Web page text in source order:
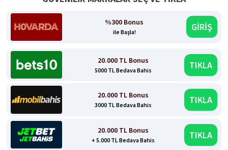
%300 Bonus
ile Başla! GİRİŞ
20.000 TL Bonus
5000 TL Bedava Bahis TIKLA
20.000 TL Bonus
3000 TL Bedava Bahis TIKLA
20.000 TL Bonus
+ 5.000 TL Bedava Bahis TIKLA